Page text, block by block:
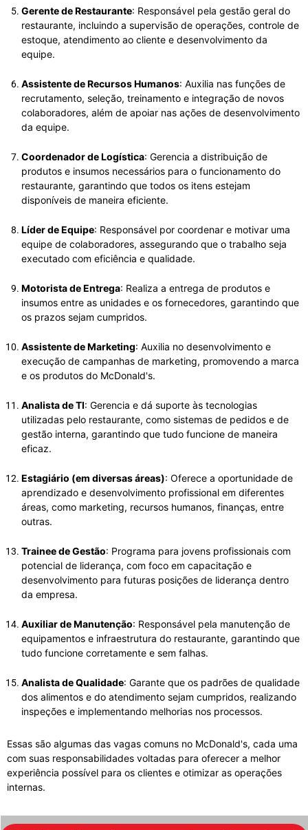
Gerente de Restaurante: Responsável pela gestão geral do
restaurante, incluindo a supervisão de operações, controle de
estoque, atendimento ao cliente e desenvolvimento da
equipe.
Assistente de Recursos Humanos: Auxilia nas funções de
recrutamento, seleção, treinamento e integração de novos
colaboradores, além de apoiar nas ações de desenvolvimento
da equipe.
Coordenador de Logística: Gerencia a distribuição de
produtos e insumos necessários para o funcionamento do
restaurante, garantindo que todos os itens estejam
disponíveis de maneira eficiente.
Líder de Equipe: Responsável por coordenar e motivar uma
equipe de colaboradores, assegurando que o trabalho seja
executado com eficiência e qualidade.
Motorista de Entrega: Realiza a entrega de produtos e
insumos entre as unidades e os fornecedores, garantindo que
os prazos sejam cumpridos.
Assistente de Marketing: Auxilia no desenvolvimento e
execução de campanhas de marketing, promovendo a marca
e os produtos do McDonald's.
Analista de TI: Gerencia e dá suporte às tecnologias
utilizadas pelo restaurante, como sistemas de pedidos e de
gestão interna, garantindo que tudo funcione de maneira
eficaz.
Estagiário (em diversas áreas): Oferece a oportunidade de
aprendizado e desenvolvimento profissional em diferentes
áreas, como marketing, recursos humanos, finanças, entre
outras.
Trainee de Gestão: Programa para jovens profissionais com
potencial de liderança, com foco em capacitação e
desenvolvimento para futuras posições de liderança dentro
da empresa.
Auxiliar de Manutenção: Responsável pela manutenção de
equipamentos e infraestrutura do restaurante, garantindo que
tudo funcione corretamente e sem falhas.
Analista de Qualidade: Garante que os padrões de qualidade
dos alimentos e do atendimento sejam cumpridos, realizando
inspeções e implementando melhorias nos processos.
Essas são algumas das vagas comuns no McDonald's, cada uma
com suas responsabilidades voltadas para oferecer a melhor
experiência possível para os clientes e otimizar as operações
internas.